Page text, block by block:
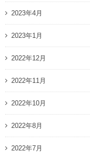
2023年4月
2023年1月
2022年12月
2022年11月
2022年10月
2022年8月
2022年7月